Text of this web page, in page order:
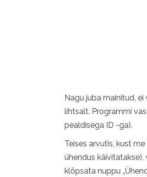
Nagu juba mainitud,
lihtsalt. Programmi
pealdisega ID -ga).
Teises arvutis, kust
ühendus käivitatakse),
klõpsata nuppu